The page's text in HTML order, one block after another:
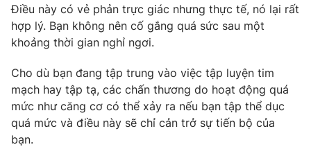
Liên hệ tòa soạn English
THỜI BÁO VTV
Theo dõi báo trên
Điều này có vẻ phản trực giác nhưng thực tế, nó lại rất
hợp lý. Bạn không nên cố gắng quá sức sau một
khoảng thời gian nghỉ ngơi.
Cho dù bạn đang tập trung vào việc tập luyện tim
mạch hay tập tạ, các chấn thương do hoạt động quá
mức như căng cơ có thể xảy ra nếu bạn tập thể dục
quá mức và điều này sẽ chỉ cản trở sự tiến bộ của
bạn.